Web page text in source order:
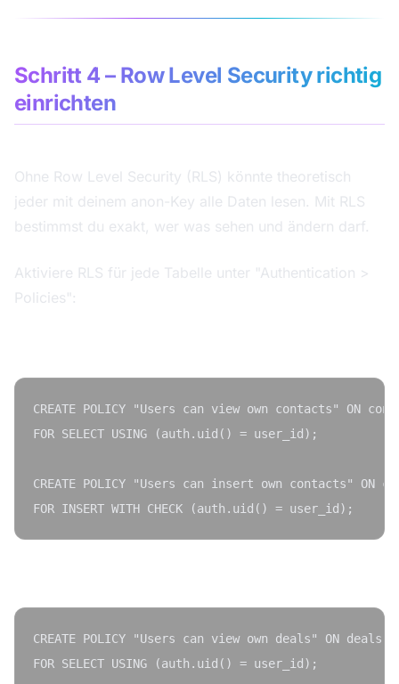
Schritt 4 – Row Level Security richtig
einrichten
Ohne Row Level Security (RLS) könnte theoretisch
jeder mit deinem anon-Key alle Daten lesen. Mit RLS
bestimmst du exakt, wer was sehen und ändern darf.
Aktiviere RLS für jede Tabelle unter "Authentication >
Policies":
CREATE POLICY "Users can view own contacts" ON
FOR SELECT USING (auth.uid() = user_id);
CREATE POLICY "Users can insert own contacts" ON
CREATE POLICY "Users can view own deals" ON deals
FOR SELECT USING (auth.uid() = user_id);